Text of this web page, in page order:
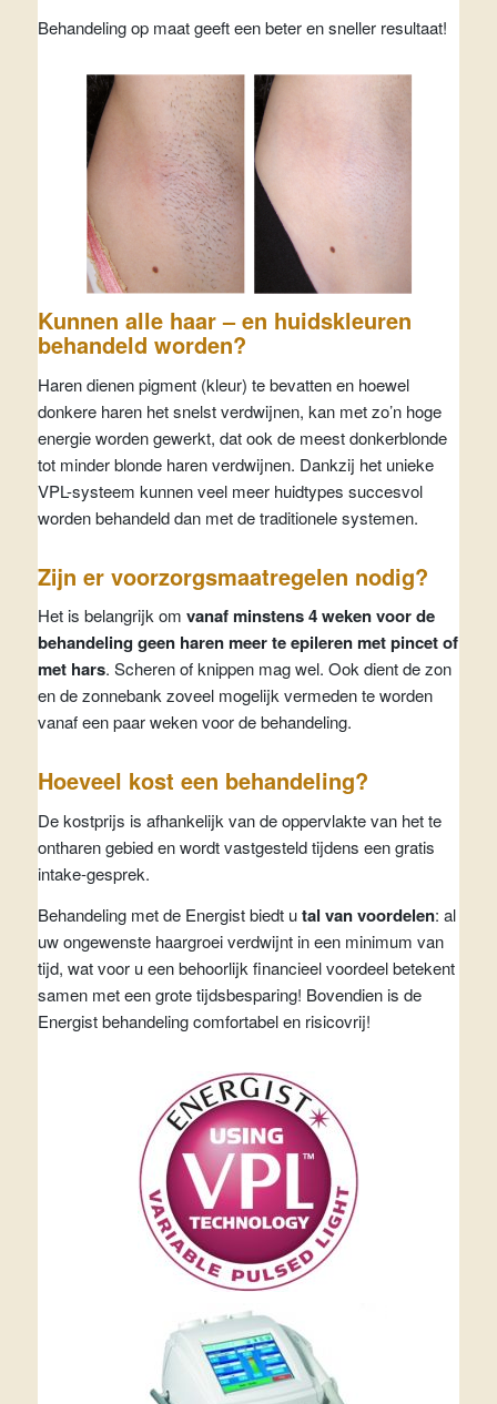
Behandeling op maat geeft een beter en sneller resultaat!
Kunnen alle haar – en huidskleuren
behandeld worden?
Haren dienen pigment (kleur) te bevatten en hoewel
donkere haren het snelst verdwijnen, kan met zo’n hoge
energie worden gewerkt, dat ook de meest donkerblonde
tot minder blonde haren verdwijnen. Dankzij het unieke
VPL-systeem kunnen veel meer huidtypes succesvol
worden behandeld dan met de traditionele systemen.
Zijn er voorzorgsmaatregelen nodig?
Het is belangrijk om vanaf minstens 4 weken voor de
behandeling geen haren meer te epileren met pincet of
met hars. Scheren of knippen mag wel. Ook dient de zon
en de zonnebank zoveel mogelijk vermeden te worden
vanaf een paar weken voor de behandeling.
Hoeveel kost een behandeling?
De kostprijs is afhankelijk van de oppervlakte van het te
ontharen gebied en wordt vastgesteld tijdens een gratis
intake-gesprek.
Behandeling met de Energist biedt utal van voordelen: al
uw ongewenste haargroei verdwijnt in een minimum van
tijd, wat voor u een behoorlijk financieel voordeel betekent
samen met een grote tijdsbesparing! Bovendien is de
Energist behandeling comfortabel en risicovrij!